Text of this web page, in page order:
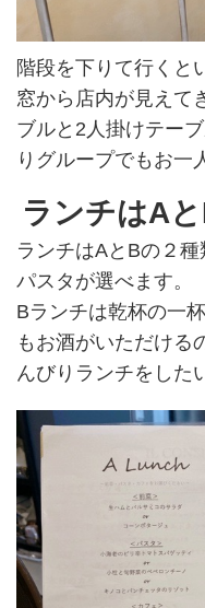
階段を下りて行くと
窓から店内が見えて
ブルと2人掛けテー
りグループでもお一
ランチはA
ランチはAとBの２種
パスタが選べます。
Bランチは乾杯の一
もお酒がいただける
んびりランチをした